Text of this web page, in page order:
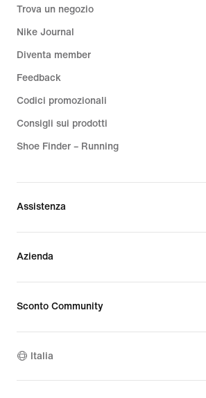
Trova un negozio
Nike Journal
Diventa member
Feedback
Codici promozionali
Consigli sui prodotti
Shoe Finder – Running
Assistenza
Azienda
Sconto Community
Italia